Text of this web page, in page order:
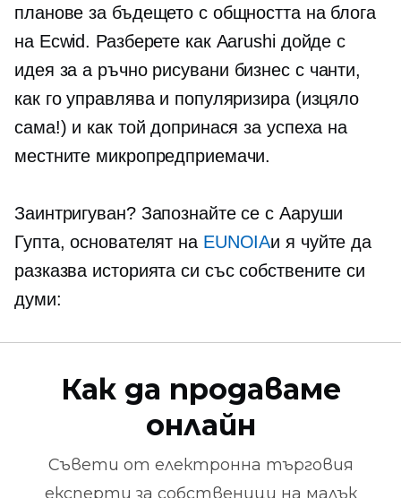
планове за бъдещето с общността на блога
на Ecwid. Разберете как Aarushi дойде с
идея за a ръчно рисувани бизнес с чанти,
как го управлява и популяризира (изцяло
сама!) и как той допринася за успеха на
местните микропредприемачи.
Заинтригуван? Запознайте се с Ааруши
Гупта, основателят на EUNOIAи я чуйте да
разказва историята си със собствените си
думи:
Как да продаваме
онлайн
Съвети от електронна търговия
експерти за собственици на малък